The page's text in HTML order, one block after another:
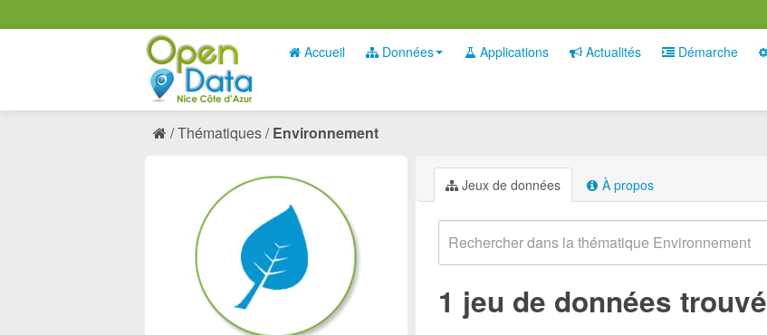
Accueil Données Applications Actualités Démarche
Thématiques Environnement
Jeux de données À propos
1 jeu de données trouvé